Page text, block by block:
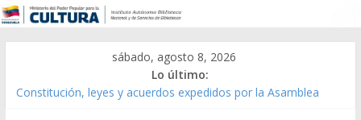
sábado, agosto 8, 2026
Lo último:
Constitución, leyes y acuerdos expedidos por la Asamblea